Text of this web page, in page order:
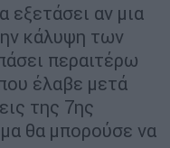
εξετάσει αν μια
κάλυψη των
περαιτέρω
έλαβε μετά
της 7ης
θα μπορούσε να